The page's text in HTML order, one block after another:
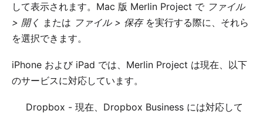
して表示されます。Mac 版 Merlin Project で ファイル
> 開く または ファイル > 保存を実行する際に、それら
を選択できます。
iPhone および iPad では、 Merlin Project は現在、以下
のサービスに対応しています。
Dropbox - 現在、Dropbox Business には対応して